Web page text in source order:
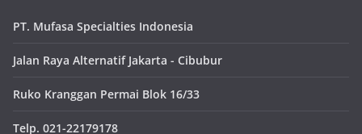
PT. Mufasa Specialties Indonesia
Jalan Raya Alternatif Jakarta - Cibubur
Ruko Kranggan Permai Blok 16/33
Telp. 021-22179178